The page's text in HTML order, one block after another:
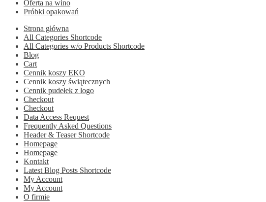
Oferta na wino
Próbki opakowań
Strona główna
All Categories Shortcode
All Categories w/o Products Shortcode
Blog
Cart
Cennik koszy EKO
Cennik koszy świątecznych
Cennik pudełek z logo
Checkout
Checkout
Data Access Request
Frequently Asked Questions
Header & Teaser Shortcode
Homepage
Homepage
Kontakt
Latest Blog Posts Shortcode
My Account
My Account
O firmie